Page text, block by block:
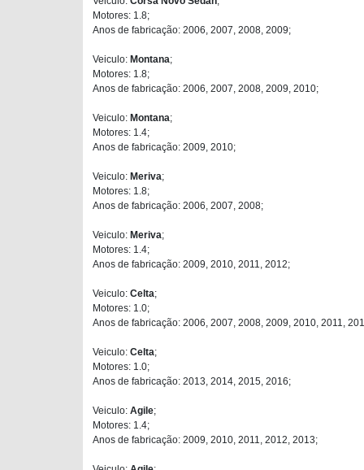
Motores: 1.8;
Anos de fabricação: 2006, 2007, 2008, 2009;
Veiculo: Montana;
Motores: 1.8;
Anos de fabricação: 2006, 2007, 2008, 2009, 2010;
Veiculo: Montana;
Motores: 1.4;
Anos de fabricação: 2009, 2010;
Veiculo: Meriva;
Motores: 1.8;
Anos de fabricação: 2006, 2007, 2008;
Veiculo: Meriva;
Motores: 1.4;
Anos de fabricação: 2009, 2010, 2011, 2012;
Veiculo: Celta;
Motores: 1.0;
Anos de fabricação: 2006, 2007, 2008, 2009, 2010, 2011,
Veiculo: Celta;
Motores: 1.0;
Anos de fabricação: 2013, 2014, 2015, 2016;
Veiculo: Agile;
Motores: 1.4;
Anos de fabricação: 2009, 2010, 2011, 2012, 2013;